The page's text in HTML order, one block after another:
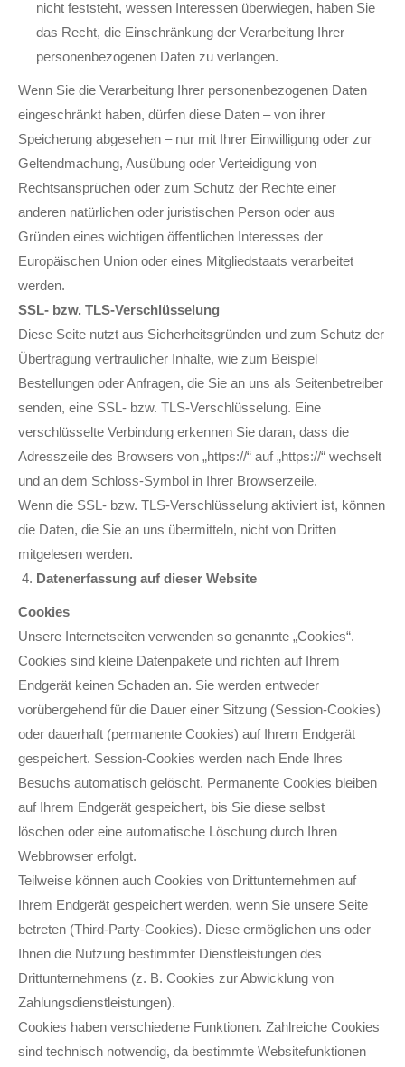
nicht feststeht, wessen Interessen überwiegen, haben Sie
das Recht, die Einschränkung der Verarbeitung Ihrer
personenbezogenen Daten zu verlangen.
Wenn Sie die Verarbeitung Ihrer personenbezogenen Daten
eingeschränkt haben, dürfen diese Daten – von ihrer
Speicherung abgesehen – nur mit Ihrer Einwilligung oder zur
Geltendmachung, Ausübung oder Verteidigung von
Rechtsansprüchen oder zum Schutz der Rechte einer
anderen natürlichen oder juristischen Person oder aus
Gründen eines wichtigen öffentlichen Interesses der
Europäischen Union oder eines Mitgliedstaats verarbeitet
werden.
SSL- bzw. TLS-Verschlüsselung
Diese Seite nutzt aus Sicherheitsgründen und zum Schutz der
Übertragung vertraulicher Inhalte, wie zum Beispiel
Bestellungen oder Anfragen, die Sie an uns als Seitenbetreiber
senden, eine SSL- bzw. TLS-Verschlüsselung. Eine
verschlüsselte Verbindung erkennen Sie daran, dass die
Adresszeile des Browsers von „https://“ auf „https://“ wechselt
und an dem Schloss-Symbol in Ihrer Browserzeile.
Wenn die SSL- bzw. TLS-Verschlüsselung aktiviert ist, können
die Daten, die Sie an uns übermitteln, nicht von Dritten
mitgelesen werden.
Datenerfassung auf dieser Website
Cookies
Unsere Internetseiten verwenden so genannte „Cookies“.
Cookies sind kleine Datenpakete und richten auf Ihrem
Endgerät keinen Schaden an. Sie werden entweder
vorübergehend für die Dauer einer Sitzung (Session-Cookies)
oder dauerhaft (permanente Cookies) auf Ihrem Endgerät
gespeichert. Session-Cookies werden nach Ende Ihres
Besuchs automatisch gelöscht. Permanente Cookies bleiben
auf Ihrem Endgerät gespeichert, bis Sie diese selbst
löschen oder eine automatische Löschung durch Ihren
Webbrowser erfolgt.
Teilweise können auch Cookies von Drittunternehmen auf
Ihrem Endgerät gespeichert werden, wenn Sie unsere Seite
betreten (Third-Party-Cookies). Diese ermöglichen uns oder
Ihnen die Nutzung bestimmter Dienstleistungen des
Drittunternehmens (z. B. Cookies zur Abwicklung von
Zahlungsdienstleistungen).
Cookies haben verschiedene Funktionen. Zahlreiche Cookies
sind technisch notwendig, da bestimmte Websitefunktionen